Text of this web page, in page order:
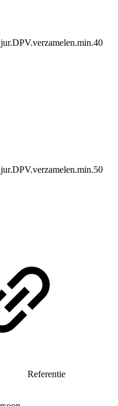
jur.DPV.verzamelen.min.40
jur.DPV.verzamelen.min.50
Referentie